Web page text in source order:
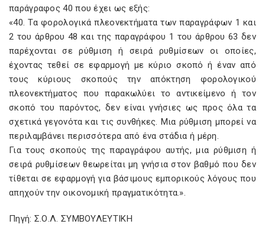
παράγραφος 40 που έχει ως εξής:
«40. Τα φορολογικά πλεονεκτήματα των παραγράφων 1 και
2 του άρθρου 48 και της παραγράφου 1 του άρθρου 63 δεν
παρέχονται σε ρύθμιση ή σειρά ρυθμίσεων οι οποίες,
έχοντας τεθεί σε εφαρμογή με κύριο σκοπό ή έναν από
τους κύριους σκοπούς την απόκτηση φορολογικού
πλεονεκτήματος που παρακωλύει το αντικείμενο ή τον
σκοπό του παρόντος, δεν είναι γνήσιες ως προς όλα τα
σχετικά γεγονότα και τις συνθήκες. Μια ρύθμιση μπορεί να
περιλαμβάνει περισσότερα από ένα στάδια ή μέρη.
Για τους σκοπούς της παραγράφου αυτής, μια ρύθμιση ή
σειρά ρυθμίσεων θεωρείται μη γνήσια στον βαθμό που δεν
τίθεται σε εφαρμογή για βάσιμους εμπορικούς λόγους που
απηχούν την οικονομική πραγματικότητα.».
Πηγή: Σ.Ο.Λ. ΣΥΜΒΟΥΛΕΥΤΙΚΗ